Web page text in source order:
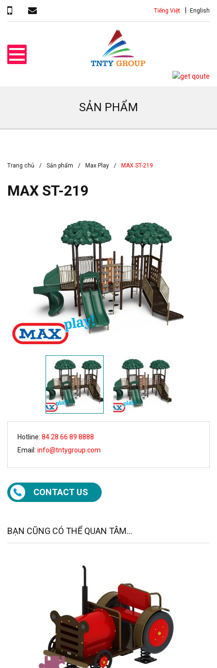
Tiếng Việt English
SẢN PHẨM
Trang chủ Sản phẩm Max Play MAX ST-219
MAX ST-219
Hotline: 84 28 66 89 8888
Email: info@tntygroup.com
CONTACT US
BẠN CŨNG CÓ THỂ QUAN TÂM...